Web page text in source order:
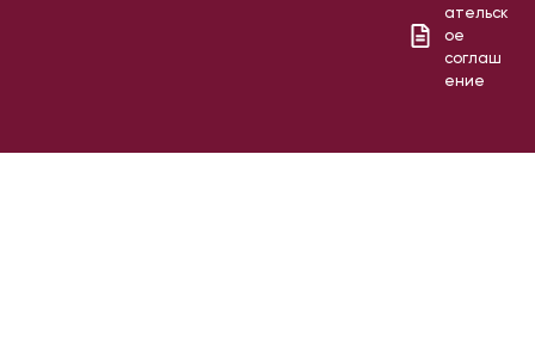
ательск
ое
соглаш
ение